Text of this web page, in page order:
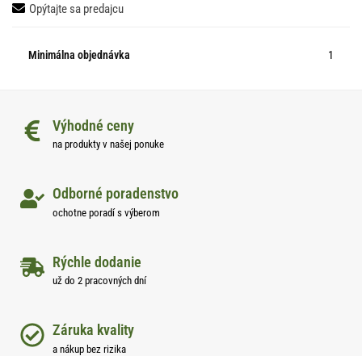
Opýtajte sa predajcu
Minimálna objednávka 1
Výhodné ceny
na produkty v našej ponuke
Odborné poradenstvo
ochotne poradí s výberom
Rýchle dodanie
už do 2 pracovných dní
Záruka kvality
a nákup bez rizika